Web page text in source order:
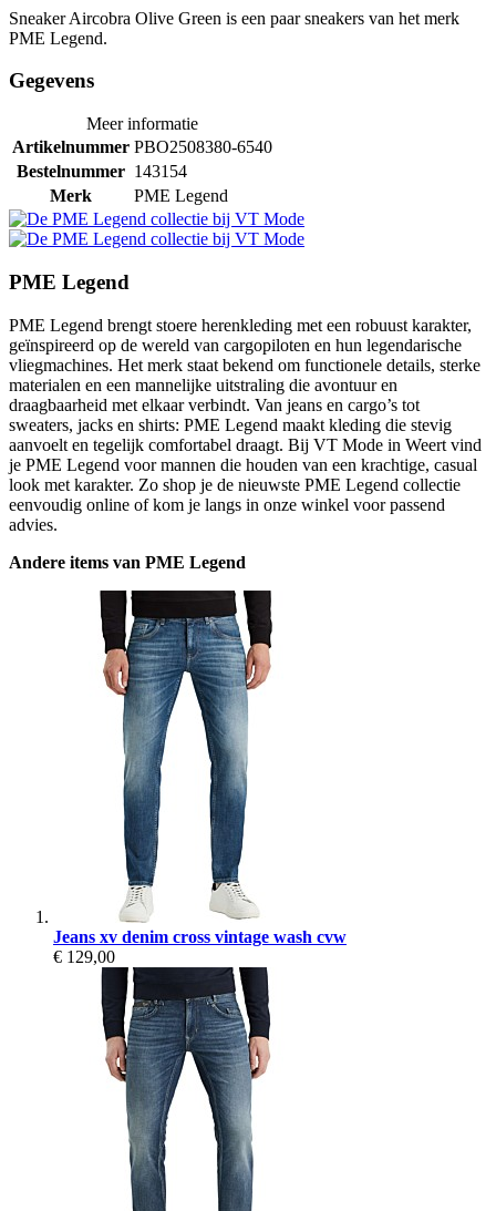
Sneaker Aircobra Olive Green is een paar sneakers van het merk
PME Legend.
Gegevens
Meer informatie
Artikelnummer PBO2508380-6540
Bestelnummer 143154
Merk
PME Legend
PME Legend
PME Legend brengt stoere herenkleding met een robuust karakter,
geïnspireerd op de wereld van cargopiloten en hun legendarische
vliegmachines. Het merk staat bekend om functionele details, sterke
materialen en een mannelijke uitstraling die avontuur en
draagbaarheid met elkaar verbindt. Van jeans en cargo’s tot
sweaters, jacks en shirts: PME Legend maakt kleding die stevig
aanvoelt en tegelijk comfortabel draagt. Bij VT Mode in Weert vind
je PME Legend voor mannen die houden van een krachtige, casual
look met karakter. Zo shop je de nieuwste PME Legend collectie
eenvoudig online of kom je langs in onze winkel voor passend
advies.
Andere items van PME Legend
Jeans xv denim cross vintage wash cvw
€ 129,00